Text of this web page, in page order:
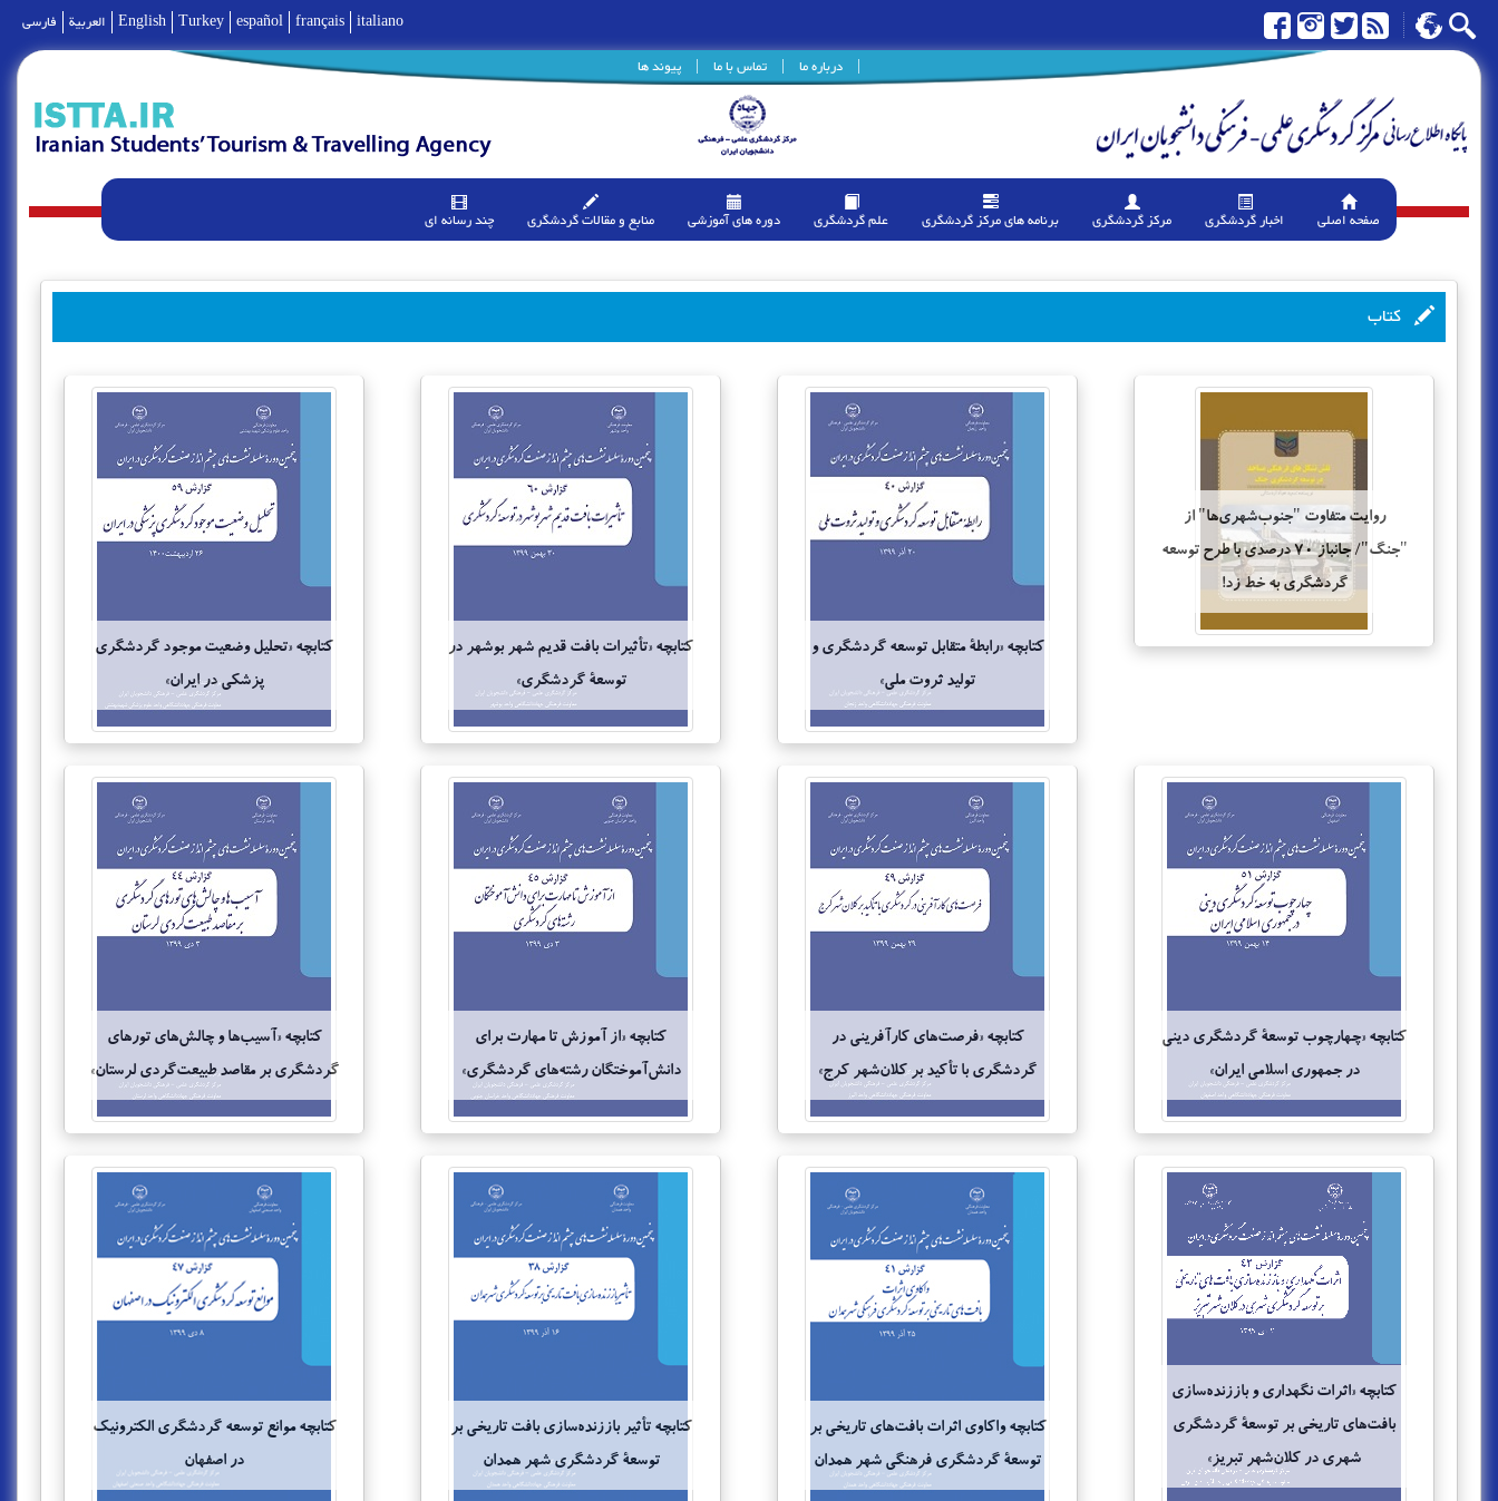
فارسی العربية English Turkey español français italiano
درباره ما
| تماس با ما | پیوند ها |
صفحه اصلی اخبار گردشگری مرکز گردشگری برنامه های مرکز گردشگری علم گردشگری دوره های آموزشی منابع و مقالات گردشگری چند رسانه ای
کتاب
روایت متفاوت "جنوب‌شهری‌ها" از
"جنگ"/ جانباز ۷۰ درصدی با طرح توسعه
گردشگری به خط زد!
کتابچه «رابطۀ متقابل توسعه گردشگری و
تولید ثروت ملی»
کتابچه «تأثیرات بافت قدیم شهر بوشهر در
توسعۀ گردشگری»
کتابچه «تحلیل وضعیت موجود گردشگری
پزشکی در ایران»
کتابچه «چهارچوب توسعۀ گردشگری دینی
در جمهوری اسلامی ایران»
کتابچه «فرصت‌های کارآفرینی در
گردشگری با تأکید بر کلان‌شهر کرج»
کتابچه «از آموزش تا مهارت برای
دانش‌آموختگان رشته‌های گردشگری»
کتابچه «آسیب‌ها و چالش‌های تورهای
گردشگری بر مقاصد طبیعت‌گردی لرستان»
کتابچه «اثرات نگهداری و باززنده‌سازی
بافت‌های تاریخی بر توسعۀ گردشگری
شهری در کلان‌شهر تبریز»
کتابچه واکاوی اثرات بافت‌های تاریخی بر
توسعۀ گردشگری فرهنگی شهر همدان
کتابچه تأثیر باززنده‌سازی بافت تاریخی بر
توسعۀ گردشگری شهر همدان
کتابچه موانع توسعه گردشگری الکترونیک
در اصفهان